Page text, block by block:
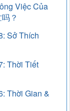
Việc Của
？
Sở Thích
Thời Tiết
Thời Gian &